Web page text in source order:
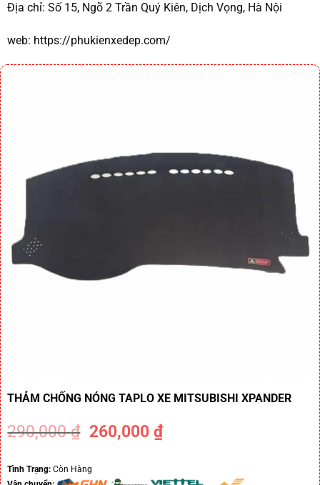
Địa chỉ: Số 15, Ngõ 2 Trần Quý Kiên, Dịch Vọng, Hà Nội
web: https://phukienxedep.com/
THẢM CHỐNG NÓNG TAPLO XE MITSUBISHI XPANDER
290,000₫ 260,000₫
Tình Trạng:Còn Hàng